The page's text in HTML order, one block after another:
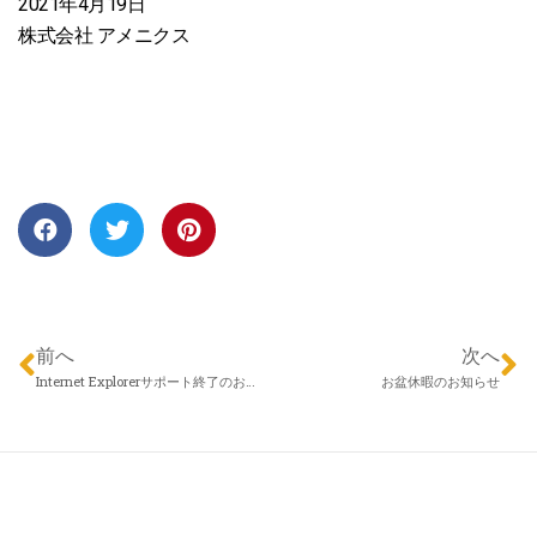
株式会社 アメニクス
前へ
Internet Explorerサポート終了のお知らせ
次へ
お盆休暇のお知らせ